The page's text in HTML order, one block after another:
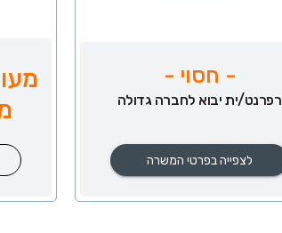
- חסוי -
רפרנט/ית יבוא לחברה גדולה
לצפייה בפרטי המשרה